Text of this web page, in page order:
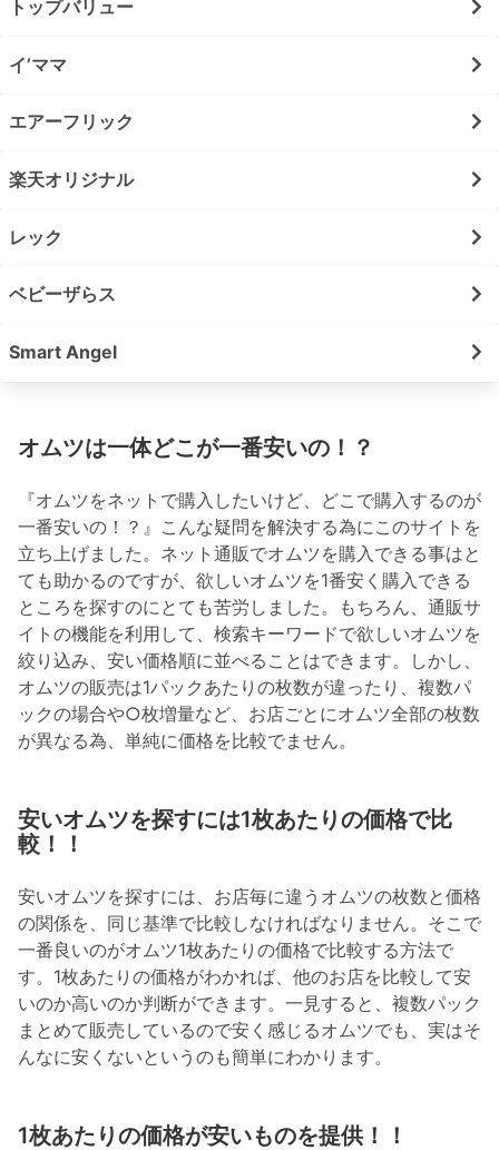
トップバリュー
イ’ママ
エアーフリック
楽天オリジナル
レック
ベビーザらス
Smart Angel
オムツは一体どこが一番安いの！？
『オムツをネットで購入したいけど、どこで購入するのが
一番安いの！？』こんな疑問を解決する為にこのサイトを
立ち上げました。ネット通販でオムツを購入できる事はと
ても助かるのですが、欲しいオムツを1番安く購入できる
ところを探すのにとても苦労しました。もちろん、通販サ
イトの機能を利用して、検索キーワードで欲しいオムツを
絞り込み、安い価格順に並べることはできます。しかし、
オムツの販売は1パックあたりの枚数が違ったり、複数パ
ックの場合や○枚増量など、お店ごとにオムツ全部の枚数
が異なる為、単純に価格を比較でません。
安いオムツを探すには1枚あたりの価格で比
較！！
安いオムツを探すには、お店毎に違うオムツの枚数と価格
の関係を、同じ基準で比較しなければなりません。そこで
一番良いのがオムツ1枚あたりの価格で比較する方法で
す。1枚あたりの価格がわかれば、他のお店を比較して安
いのか高いのか判断ができます。一見すると、複数パック
まとめて販売しているので安く感じるオムツでも、実はそ
んなに安くないというのも簡単にわかります。
1枚あたりの価格が安いものを提供！！